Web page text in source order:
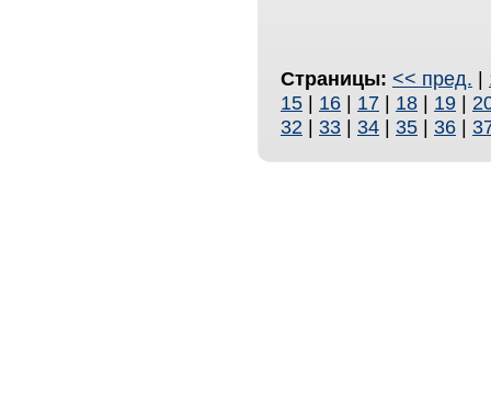
Страницы: << пред. |
15 | 16 | 17 | 18 | 19 |
32 | 33 | 34 | 35 | 36 |